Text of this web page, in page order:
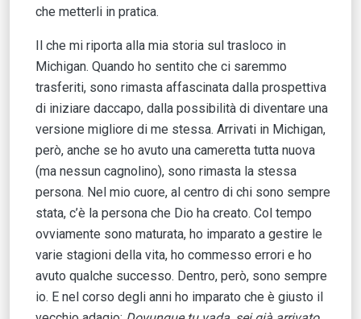
che metterli in pratica.
Il che mi riporta alla mia storia sul trasloco in
Michigan. Quando ho sentito che ci saremmo
trasferiti, sono rimasta affascinata dalla prospettiva
di iniziare daccapo, dalla possibilità di diventare una
versione migliore di me stessa. Arrivati in Michigan,
però, anche se ho avuto una cameretta tutta nuova
(ma nessun cagnolino), sono rimasta la stessa
persona. Nel mio cuore, al centro di chi sono sempre
stata, c’è la persona che Dio ha creato. Col tempo
ovviamente sono maturata, ho imparato a gestire le
varie stagioni della vita, ho commesso errori e ho
avuto qualche successo. Dentro, però, sono sempre
io. E nel corso degli anni ho imparato che è giusto il